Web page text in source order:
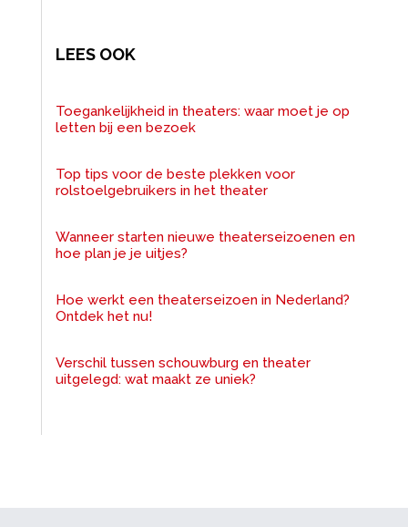
LEES OOK
Toegankelijkheid in theaters: waar moet je op
letten bij een bezoek
Top tips voor de beste plekken voor
rolstoelgebruikers in het theater
Wanneer starten nieuwe theaterseizoenen en
hoe plan je je uitjes?
Hoe werkt een theaterseizoen in Nederland?
Ontdek het nu!
Verschil tussen schouwburg en theater
uitgelegd: wat maakt ze uniek?